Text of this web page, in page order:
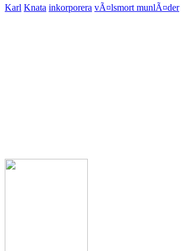
Karl Knata inkorporera vÃ¤lsmort munlÃ¤der